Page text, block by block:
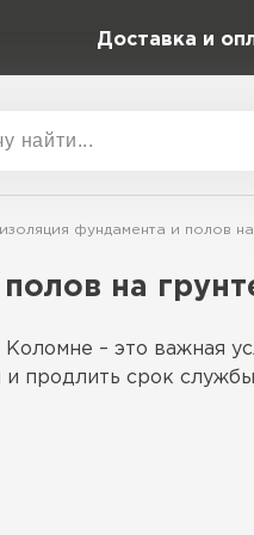
Доставка и
фундамента и полов на
на
– это важная
продлить срок